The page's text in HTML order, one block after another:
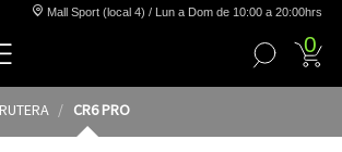
Mall Sport (local 4) / Lun a Dom de 10:00 a 20:00hrs
0
RUTERA CR6 PRO